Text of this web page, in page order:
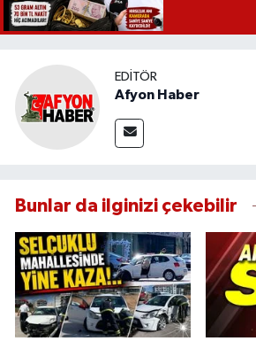
EDITÖR
Afyon Haber
Bunlar da ilginizi çekebilir